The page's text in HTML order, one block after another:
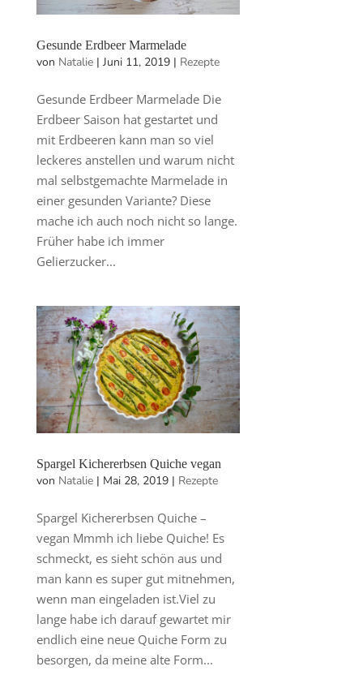
Gesunde Erdbeer Marmelade
von Natalie| Juni 11, 2019| Rezepte
Gesunde Erdbeer Marmelade Die
Erdbeer Saison hat gestartet und
mit Erdbeeren kann man so viel
leckeres anstellen und warum nicht
mal selbstgemachte Marmelade in
einer gesunden Variante? Diese
mache ich auch noch nicht so lange.
Früher habe ich immer
Gelierzucker...
Spargel Kichererbsen Quiche vegan
von Natalie| Mai 28, 2019| Rezepte
Spargel Kichererbsen Quiche –
vegan Mmmh ich liebe Quiche! Es
schmeckt, es sieht schön aus und
man kann es super gut mitnehmen,
wenn man eingeladen ist.Viel zu
lange habe ich darauf gewartet mir
endlich eine neue Quiche Form zu
besorgen, da meine alte Form...